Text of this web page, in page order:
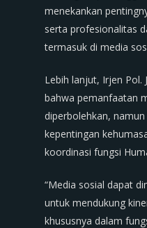
menekankan
serta profesionalitas
termasuk di media
Lebih lanjut, Irjen Pol.
bahwa pemanfaatan
diperbolehkan,
kepentingan
koordinasi fungsi
“Media sosial dapat
untuk mendukung
khususnya dalam